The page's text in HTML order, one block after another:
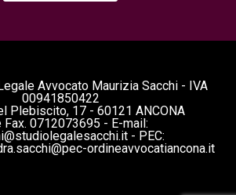
Avvocato Maurizia Sacchi - IVA
00941850422
Plebiscito, 17 - 60121 ANCONA
Fax. 0712073695 - E-mail:
- PEC:
ordineavvocatiancona.it